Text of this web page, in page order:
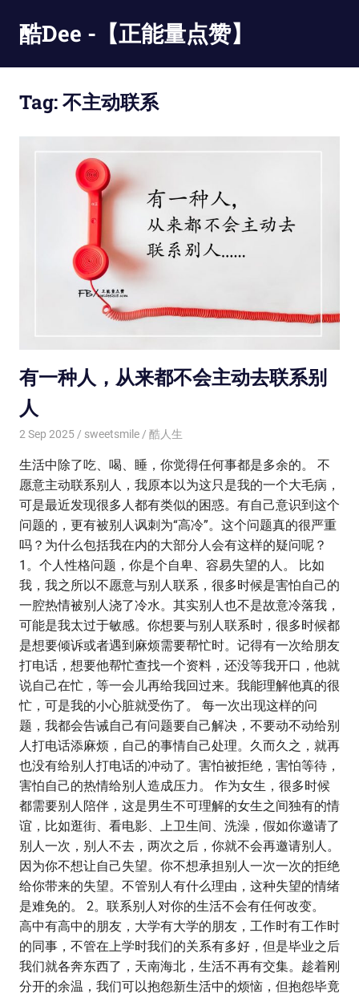
content
酷Dee -【正能量点赞】
最
Tag:不主动联系
有一种人，从来都不会主动去联系别
人
2 Sep 2025 sweetsmile 酷人生
生活中除了吃、喝、睡，你觉得任何事都是多余的。 不
愿意主动联系别人，我原本以为这只是我的一个大毛病，
可是最近发现很多人都有类似的困惑。有自己意识到这个
问题的，更有被别人讽刺为“高冷”。这个问题真的很严重
吗？为什么包括我在内的大部分人会有这样的疑问呢？
1。个人性格问题，你是个自卑、容易失望的人。 比如
我，我之所以不愿意与别人联系，很多时候是害怕自己的
一腔热情被别人浇了冷水。其实别人也不是故意冷落我，
可能是我太过于敏感。你想要与别人联系时，很多时候都
是想要倾诉或者遇到麻烦需要帮忙时。记得有一次给朋友
打电话，想要他帮忙查找一个资料，还没等我开口，他就
说自己在忙，等一会儿再给我回过来。我能理解他真的很
忙，可是我的小心脏就受伤了。 每一次出现这样的问
题，我都会告诫自己有问题要自己解决，不要动不动给别
人打电话添麻烦，自己的事情自己处理。久而久之，就再
也没有给别人打电话的冲动了。害怕被拒绝，害怕等待，
害怕自己的热情给别人造成压力。 作为女生，很多时候
都需要别人陪伴，这是男生不可理解的女生之间独有的情
谊，比如逛街、看电影、上卫生间、洗澡，假如你邀请了
别人一次，别人不去，两次之后，你就不会再邀请别人。
因为你不想让自己失望。你不想承担别人一次一次的拒绝
给你带来的失望。不管别人有什么理由，这种失望的情绪
是难免的。 2。联系别人对你的生活不会有任何改变。
高中有高中的朋友，大学有大学的朋友，工作时有工作时
的同事，不管在上学时我们的关系有多好，但是毕业之后
我们就各奔东西了，天南海北，生活不再有交集。趁着刚
分开的余温，我们可以抱怨新生活中的烦恼，但抱怨毕竟